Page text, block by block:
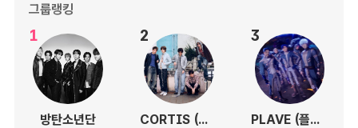
그룹랭킹
1
방탄소년단
2
CORTIS (코르티스)
3
PLAVE (플레이브)